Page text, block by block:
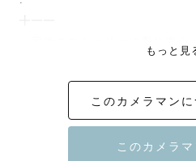
カメラマンになって7年、ウエ
から始まり
ニューボーン〜七五三　まで同
もっと見
このカメラマンに